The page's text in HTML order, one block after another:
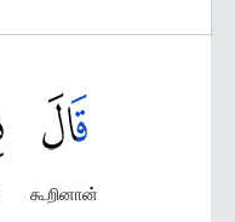
கூறினான்